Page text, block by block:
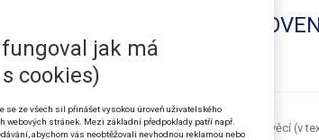
NEMOVITOSTI:
č. 340/2013 Sb., o dani z nabytí nemovitých věcí (v
jak má
cookies)
se ze všech sil přinášet vysokou úroveň uživatelského
webových stránek. Mezi základní předpoklady patří např.
abychom vás neobtěžovali nevhodnou reklamou nebo